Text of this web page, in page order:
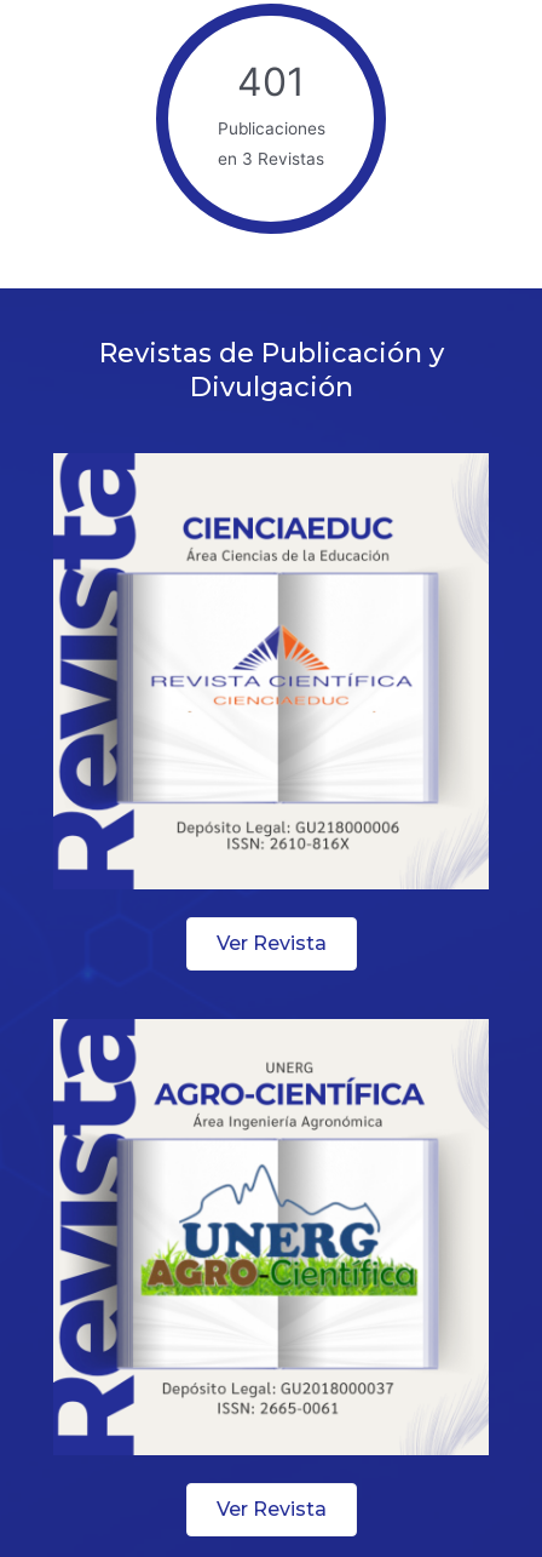
401
Publicaciones
en 3 Revistas
Revistas de Publicación y
Divulgación
Ver Revista
Ver Revista